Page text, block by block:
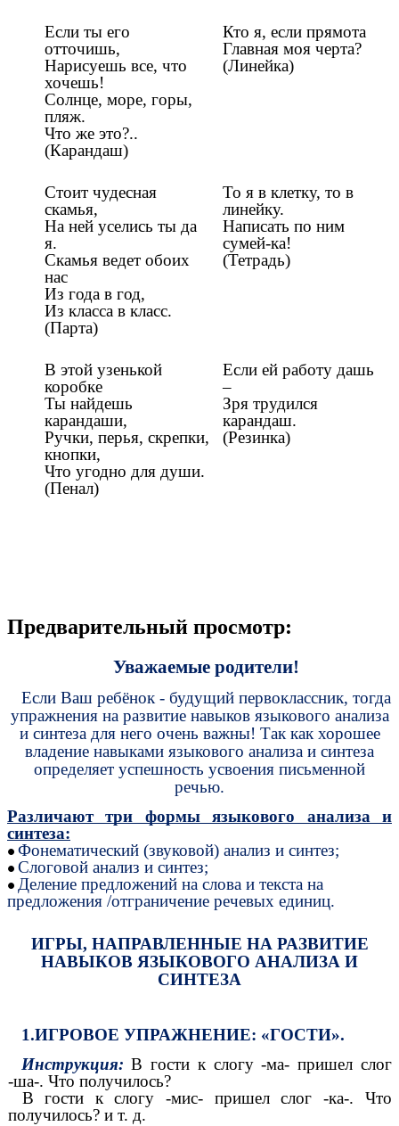
Если ты его
отточишь,
Нарисуешь все, что
хочешь!
Солнце, море, горы,
пляж.
Что же это?..
(Карандаш)
Кто я, если прямота
Главная моя черта?
(Линейка)
Стоит чудесная
скамья,
На ней уселись ты да
я.
Скамья ведет обоих
нас
Из года в год,
Из класса в класс.
(Парта)
То я в клетку, то в
линейку.
Написать по ним
сумей-ка!
(Тетрадь)
В этой узенькой
коробке
Ты найдешь
карандаши,
Ручки, перья, скрепки,
кнопки,
Что угодно для души.
(Пенал)
Если ей работу дашь
–
Зря трудился
карандаш.
(Резинка)
Предварительный просмотр:
Уважаемые родители!
Если Ваш ребёнок - будущий первоклассник, тогда
упражнения на развитие навыков языкового анализа
и синтеза для него очень важны! Так как хорошее
владение навыками языкового анализа и синтеза
определяет успешность усвоения письменной
речью.
Различают три формы языкового анализа и
синтеза:
Фонематический (звуковой) анализ и синтез;
Слоговой анализ и синтез;
Деление предложений на слова и текста на
предложения /отграничение речевых единиц.
ИГРЫ, НАПРАВЛЕННЫЕ НА РАЗВИТИЕ
НАВЫКОВ ЯЗЫКОВОГО АНАЛИЗА И
СИНТЕЗА
1.ИГРОВОЕ УПРАЖНЕНИЕ: «ГОСТИ».
Инструкция: В гости к слогу -ма- пришел слог
-ша-. Что получилось?
В гости к слогу -мис- пришел слог -ка-. Что
получилось? и т. д.